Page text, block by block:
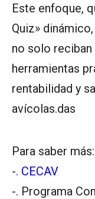
Este enfoque,
Quiz»
no solo
herramientas
rentabilidad y
avícolas.das
Para saber más:
-. CECAV
-. Programa